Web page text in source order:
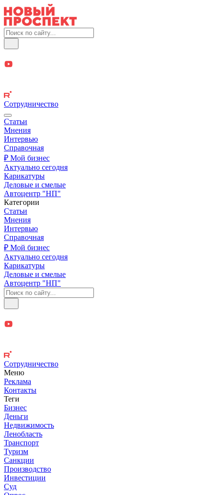
Сотрудничество
Статьи
Мнения
Интервью
Справочная
₽ Мой бизнес
Актуально сегодня
Карикатуры
Деловые и смелые
Автоцентр "НП"
Категории
Статьи
Мнения
Интервью
Справочная
₽ Мой бизнес
Актуально сегодня
Карикатуры
Деловые и смелые
Автоцентр "НП"
Сотрудничество
Меню
Реклама
Контакты
Теги
Бизнес
Деньги
Недвижимость
Ленобласть
Транспорт
Туризм
Санкции
Производство
Инвестиции
Суд